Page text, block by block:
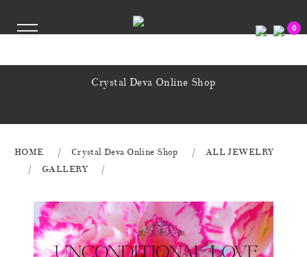
0
Crystal Deva Online Shop
HOME Crystal Deva Online Shop
ALL JEWELRY
GALLERY